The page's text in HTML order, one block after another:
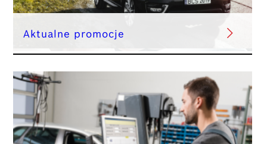
Aktualne promocje